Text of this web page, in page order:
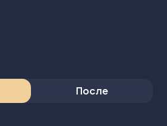
После